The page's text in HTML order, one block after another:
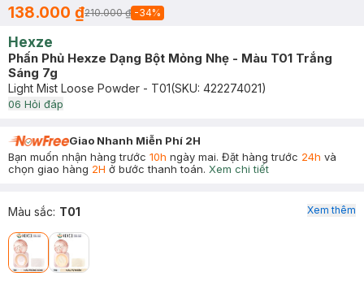
138.000 ₫210.000 ₫ -34%
Hexze
Phấn Phủ Hexze Dạng Bột Mỏng Nhẹ - Màu T01 Trắng
Sáng 7g
Light Mist Loose Powder - T01(SKU: 422274021)
06 Hỏi đáp
Giao Nhanh Miễn Phí 2H
Bạn muốn nhận hàng trước 10h ngày mai. Đặt hàng trước 24h và
chọn giao hàng 2H ở bước thanh toán. Xem chi tiết
Màu sắc: T01 Xem thêm